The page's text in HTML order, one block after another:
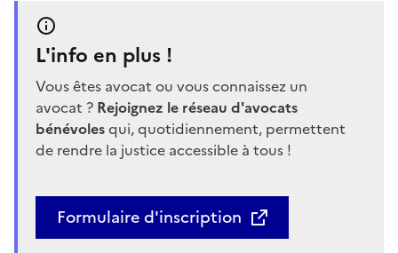
L'info en plus !
Vous êtes avocat ou vous connaissez un
avocat ? Rejoignez le réseau d'avocats
bénévolesqui, quotidiennement, permettent
de rendre la justice accessible à tous !
Formulaire d'inscription